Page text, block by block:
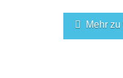
Mehr